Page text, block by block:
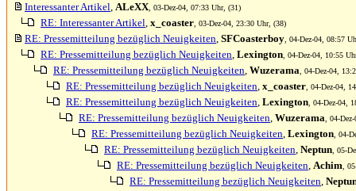
Interessanter Artikel, ALeXX , 03-Dez-04, 07:33 Uhr, (31)
RE: Interessanter Artikel, x_coaster , 03-Dez-04, 23:30 Uhr, (38)
RE: Pressemitteilung bezüglich Neuigkeiten, SFCoasterboy , 04-Dez-04, 08:57
RE: Pressemitteilung bezüglich Neuigkeiten, Lexington , 04-Dez-04, 10:55
RE: Pressemitteilung bezüglich Neuigkeiten, Wuzerama , 04-Dez-04,
RE: Pressemitteilung bezüglich Neuigkeiten, x_coaster , 04-Dez-04,
RE: Pressemitteilung bezüglich Neuigkeiten, Lexington , 04-Dez-04,
RE: Pressemitteilung bezüglich Neuigkeiten, Wuzerama , 04-
RE: Pressemitteilung bezüglich Neuigkeiten, Lexington , 04-
RE: Pressemitteilung bezüglich Neuigkeiten, Neptun , 05-
RE: Pressemitteilung bezüglich Neuigkeiten, Achim ,
RE: Pressemitteilung bezüglich Neuigkeiten,